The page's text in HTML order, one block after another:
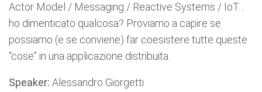
Actor Model / Messaging / Reactive Systems / IoT…
ho dimenticato qualcosa? Proviamo a capire se
possiamo (e se conviene) far coesistere tutte queste
“cose” in una applicazione distribuita.
Speaker: Alessandro Giorgetti